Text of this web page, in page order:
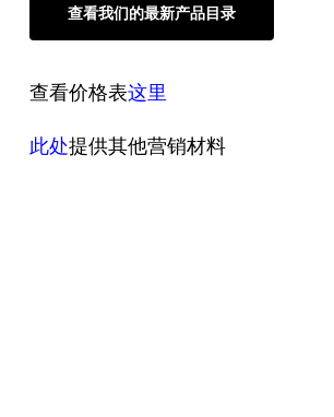
查看我们的最新产品目录
查看价格表这里
此处提供其他营销材料